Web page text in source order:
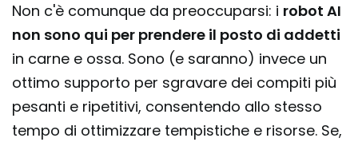
Non c'è comunque da preoccuparsi: i robot AI
non sono qui per prendere il posto di addetti
in carne e ossa. Sono (e saranno) invece un
ottimo supporto per sgravare dei compiti più
pesanti e ripetitivi, consentendo allo stesso
tempo di ottimizzare tempistiche e risorse. Se,